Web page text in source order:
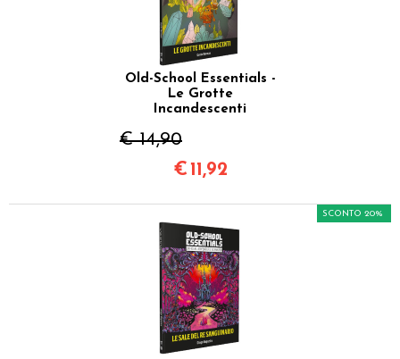
Old-School Essentials -
Le Grotte
Incandescenti
€ 14,90
€ 11,92
SCONTO 20%